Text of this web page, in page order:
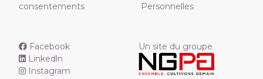
consentements
Personnelles
Facebook
Linkedln
Instagram
Un site du groupe